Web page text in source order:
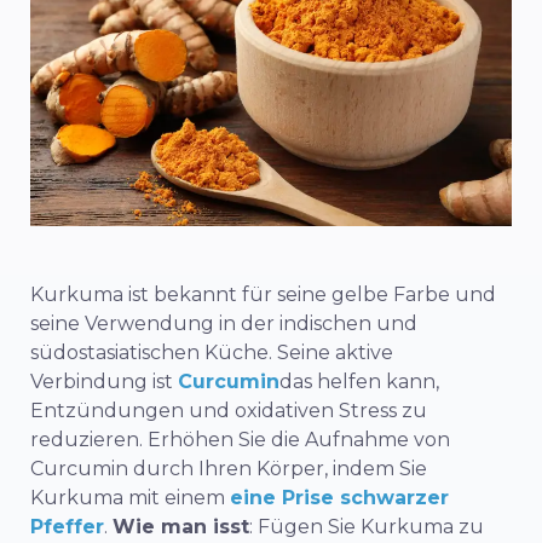
Kurkuma ist bekannt für seine gelbe Farbe und
seine Verwendung in der indischen und
südostasiatischen Küche. Seine aktive
Verbindung ist Curcumindas helfen kann,
Entzündungen und oxidativen Stress zu
reduzieren. Erhöhen Sie die Aufnahme von
Curcumin durch Ihren Körper, indem Sie
Kurkuma mit einem eine Prise schwarzer
Pfeffer. Wie man isst: Fügen Sie Kurkuma zu